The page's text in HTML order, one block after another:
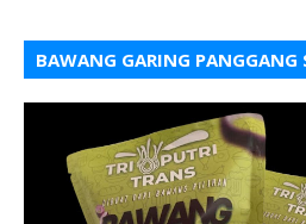
BAWANG GARING PANGGANG